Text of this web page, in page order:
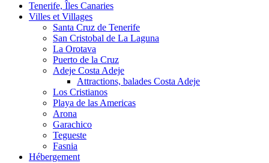
Tenerife, Îles Canaries
Villes et Villages
Santa Cruz de Tenerife
San Cristobal de La Laguna
La Orotava
Puerto de la Cruz
Adeje Costa Adeje
Attractions, balades Costa Adeje
Los Cristianos
Playa de las Americas
Arona
Garachico
Tegueste
Fasnia
Hébergement